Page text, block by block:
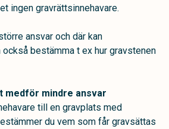
ingen gravrättsinnehavare.
ansvar och där kan
också bestämma t ex hur gravstenen
medför mindre ansvar
till en gravplats med
du vem som får gravsättas